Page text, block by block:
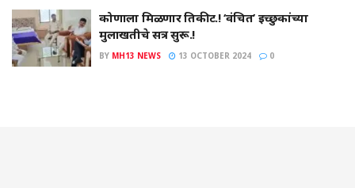
कोणाला मिळणार तिकीट.! ‘वंचित’ इच्छुकांच्या
मुलाखतीचे सत्र सुरू.!
BY MH13 NEWS 13 OCTOBER 2024 0